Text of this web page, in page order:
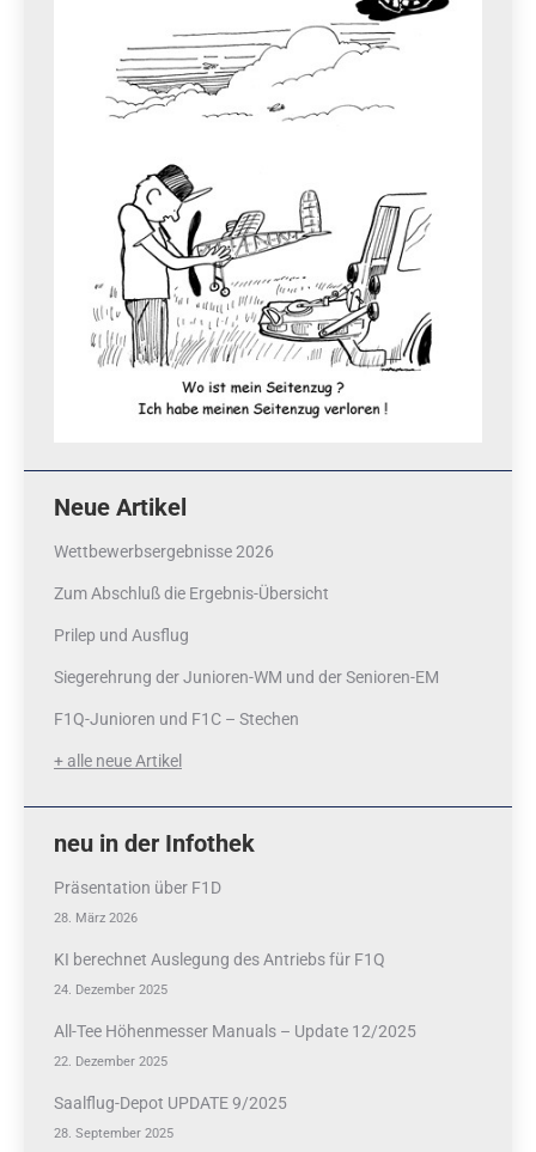
Neue Artikel
Wettbewerbsergebnisse 2026
Zum Abschluß die Ergebnis-Übersicht
Prilep und Ausflug
Siegerehrung der Junioren-WM und der Senioren-EM
F1Q-Junioren und F1C – Stechen
+ alle neue Artikel
neu in der Infothek
Präsentation über F1D
28. März 2026
KI berechnet Auslegung des Antriebs für F1Q
24. Dezember 2025
All-Tee Höhenmesser Manuals – Update 12/2025
22. Dezember 2025
Saalflug-Depot UPDATE 9/2025
28. September 2025